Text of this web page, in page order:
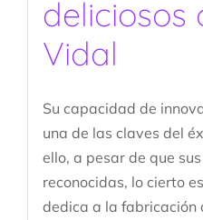
deliciosos
Vidal
Su capacidad de
una de las claves del
ello, a pesar de que
reconocidas, lo cierto
dedica a la fabricación